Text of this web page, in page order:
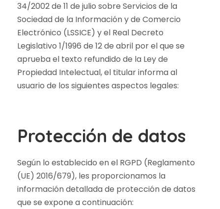
34/2002 de 11 de julio sobre Servicios de la
Sociedad de la Información y de Comercio
Electrónico (LSSICE) y el Real Decreto
Legislativo 1/1996 de 12 de abril por el que se
aprueba el texto refundido de la Ley de
Propiedad Intelectual, el titular informa al
usuario de los siguientes aspectos legales:
Protección de datos
Según lo establecido en el RGPD (Reglamento
(UE) 2016/679), les proporcionamos la
información detallada de protección de datos
que se expone a continuación: